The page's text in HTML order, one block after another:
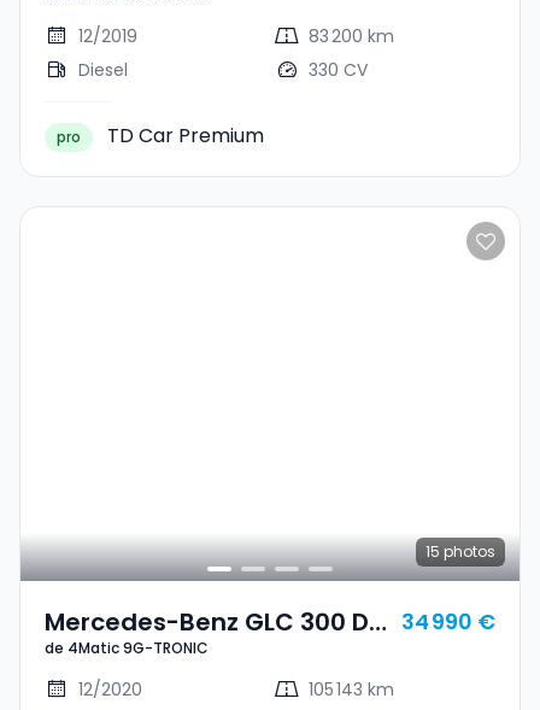
12/2019
83 200 km
Diesel
330 CV
pro TD Car Premium
15 photos
Mercedes-Benz GLC 300 De
4Matic 9G-TRONIC
de 4Matic 9G-TRONIC
34 990 €
12/2020
105 143 km